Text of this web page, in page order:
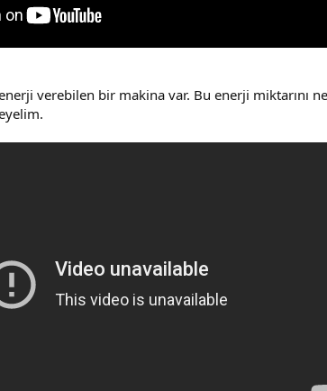
verebilen bir makina var. Bu enerji miktarını